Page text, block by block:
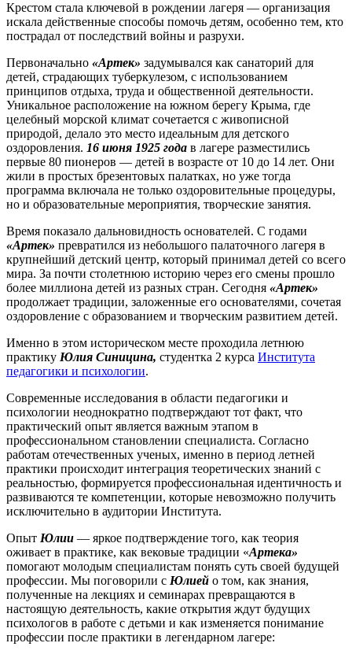
Крестом стала ключевой в рождении лагеря — организация
искала действенные способы помочь детям, особенно тем, кто
пострадал от последствий войны и разрухи.
Первоначально «Артек» задумывался как санаторий для
детей, страдающих туберкулезом, с использованием
принципов отдыха, труда и общественной деятельности.
Уникальное расположение на южном берегу Крыма, где
целебный морской климат сочетается с живописной
природой, делало это место идеальным для детского
оздоровления. 16 июня 1925 года в лагере разместились
первые 80 пионеров — детей в возрасте от 10 до 14 лет. Они
жили в простых брезентовых палатках, но уже тогда
программа включала не только оздоровительные процедуры,
но и образовательные мероприятия, творческие занятия.
Время показало дальновидность основателей. С годами
«Артек» превратился из небольшого палаточного лагеря в
крупнейший детский центр, который принимал детей со всего
мира. За почти столетнюю историю через его смены прошло
более миллиона детей из разных стран. Сегодня «Артек»
продолжает традиции, заложенные его основателями, сочетая
оздоровление с образованием и творческим развитием детей.
Именно в этом историческом месте проходила летнюю
практику Юлия Синицина, студентка 2 курса Института
педагогики и психологии.
Современные исследования в области педагогики и
психологии неоднократно подтверждают тот факт, что
практический опыт является важным этапом в
профессиональном становлении специалиста. Согласно
работам отечественных ученых, именно в период летней
практики происходит интеграция теоретических знаний с
реальностью, формируется профессиональная идентичность и
развиваются те компетенции, которые невозможно получить
исключительно в аудитории Института.
Опыт Юлии — яркое подтверждение того, как теория
оживает в практике, как вековые традиции «Артека»
помогают молодым специалистам понять суть своей будущей
профессии. Мы поговорили с Юлией о том, как знания,
полученные на лекциях и семинарах превращаются в
настоящую деятельность, какие открытия ждут будущих
психологов в работе с детьми и как изменяется понимание
профессии после практики в легендарном лагере: